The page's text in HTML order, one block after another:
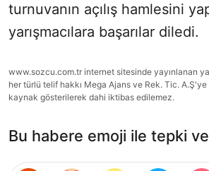
turnuvanın açılış hamlesini
yarışmacılara başarılar diledi.
www.sozcu.com.tr internet sitesinde yayınlanan
her türlü telif hakkı Mega Ajans ve Rek. Tic. A.Ş'ye
kaynak gösterilerek dahi iktibas edilemez.
Bu habere emoji ile tepki